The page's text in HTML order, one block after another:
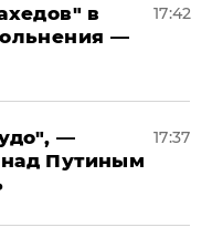
в
—
17:42
—
Путиным
17:37